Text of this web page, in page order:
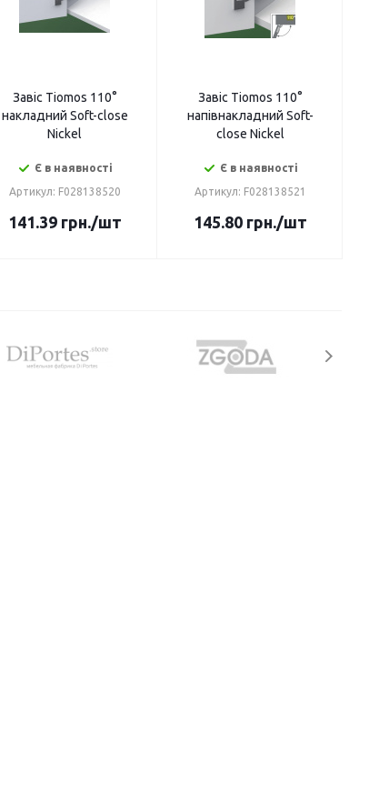
Завіс Tiomos 110°
накладний Soft-close
Nickel
Є в наявності
Артикул: F028138520
141.39грн./шт
Завіс Tiomos 110°
напівнакладний Soft-
close Nickel
Є в наявності
Артикул: F028138521
145.80грн./шт